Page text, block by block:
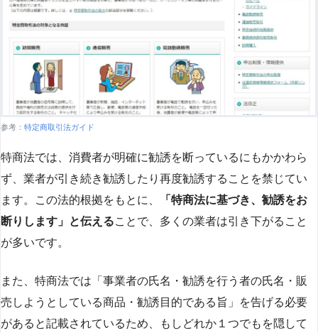
参考： 特定商取引法ガイド
特商法では、消費者が明確に勧誘を断っているにもかかわら
ず、業者が引き続き勧誘したり再度勧誘することを禁じてい
ます。この法的根拠をもとに、
「特商法に基づき、勧誘をお
断りします」と伝えることで、多くの業者は引き下がること
が多いです​​。
また、特商法では「事業者の氏名・勧誘を行う者の氏名・販
売しようとしている商品・勧誘目的である旨」を告げる必要
があると記載されているため、もしどれか１つでもを隠して